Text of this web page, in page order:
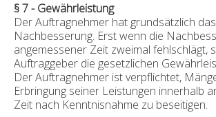
§ 7 - Gewährleistung
Der Auftragnehmer hat grundsätzlich
Nachbesserung. Erst wenn die
angemessener Zeit zweimal fehlschlägt,
Auftraggeber die gesetzlichen
Der Auftragnehmer ist verpflichtet,
Erbringung seiner Leistungen innerhalb
Zeit nach Kenntnisnahme zu beseitigen.